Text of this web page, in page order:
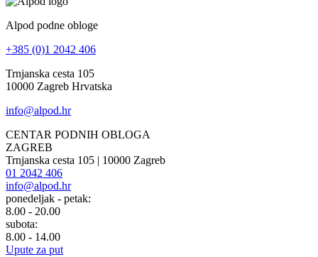
Alpod podne obloge
+385 (0)1 2042 406
Trnjanska cesta 105
10000 Zagreb Hrvatska
info@alpod.hr
CENTAR PODNIH OBLOGA
ZAGREB
Trnjanska cesta 105 | 10000 Zagreb
01 2042 406
info@alpod.hr
ponedeljak - petak:
8.00 - 20.00
subota:
8.00 - 14.00
Upute za put